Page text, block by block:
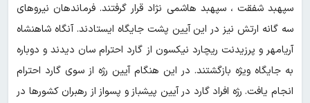
سپهبد شفقت ، سپهبد هاشمی نژاد قرار گرفتند. فرماندهان نیروهای
سه گانه ارتش نیز در این آیین پشت جایگاه ایستادند. آنگاه شاهنشاه
آریامهر و پرزیدنت ریچارد نیکسون از گارد احترام سان دیدند و دوباره
به جایگاه ویژه بازگشتند. در این هنگام آیین رژه از سوی گارد احترام
انجام یافت. رژه افراد گارد در آیین پیشباز و پسواز از رهبران کشورها در